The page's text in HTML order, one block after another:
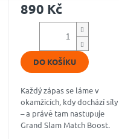
produktu
5
hvězdiček.
890 Kč
DO KOŠÍKU
Každý zápas se láme v
okamžicích, kdy dochází síly
– a právě tam nastupuje
Grand Slam Match Boost.